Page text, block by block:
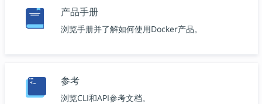
产品手册
浏览手册并了解如何使用Docker产品。
参考
浏览CLI和API参考文档。